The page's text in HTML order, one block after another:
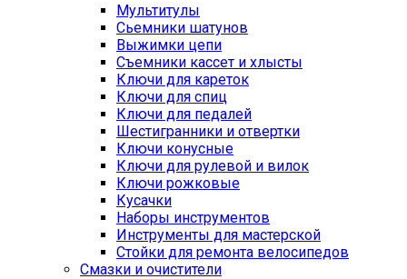
Мультитулы
Сьемники шатунов
Выжимки цепи
Съемники кассет и хлысты
Ключи для кареток
Ключи для спиц
Ключи для педалей
Шестигранники и отвертки
Ключи конусные
Ключи для рулевой и вилок
Ключи рожковые
Кусачки
Наборы инструментов
Инструменты для мастерской
Стойки для ремонта велосипедов
Смазки и очистители